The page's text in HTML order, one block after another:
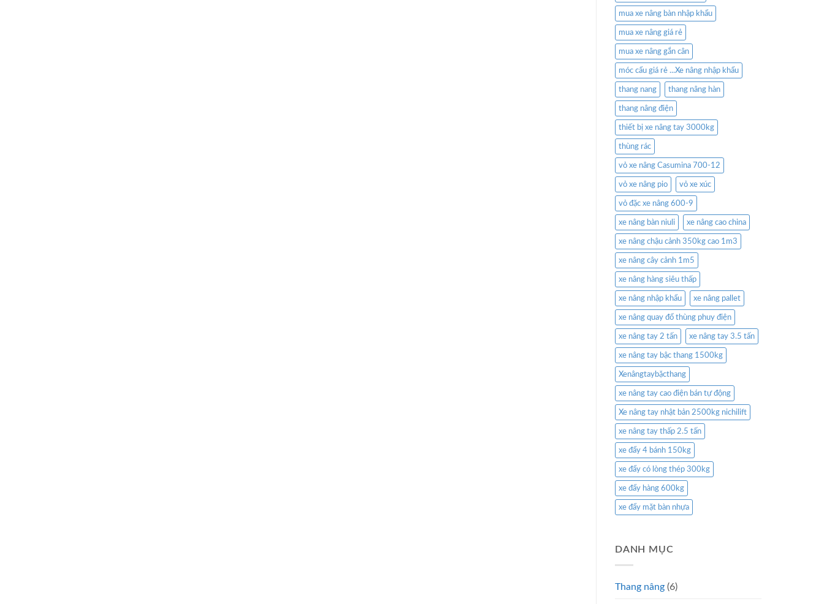
mua xe nâng bàn nhập khẩu
mua xe nâng giá rẻ
mua xe nâng gắn cân
móc cẩu giá rẻ ...Xe nâng nhập khẩu
thang nang thang nâng hàn
thang nâng điện
thiết bị xe nâng tay 3000kg
thùng rác
vỏ xe nâng Casumina 700-12
vỏ xe nâng pio vỏ xe xúc
vỏ đặc xe nâng 600-9
xe nâng bàn niuli xe nâng cao china
xe nâng chậu cảnh 350kg cao 1m3
xe nâng cây cảnh 1m5
xe nâng hàng siêu thấp
xe nâng nhập khẩu xe nâng pallet
xe nâng quay đổ thùng phuy điện
xe nâng tay 2 tấn xe nâng tay 3.5 tấn
xe nâng tay bậc thang 1500kg
Xenângtaybặcthang
xe nâng tay cao điện bán tự động
Xe nâng tay nhật bản 2500kg nichilift
xe nâng tay thấp 2.5 tấn
xe đẩy 4 bánh 150kg
xe đẩy có lòng thép 300kg
xe đẩy hàng 600kg
xe đẩy mặt bàn nhựa
DANH MỤC
Thang nâng (6)